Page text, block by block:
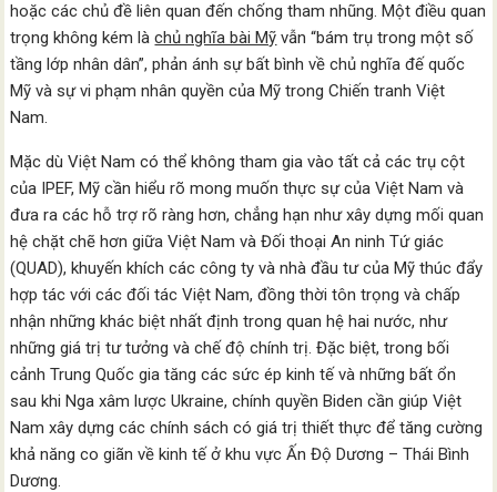
hoặc các chủ đề liên quan đến chống tham nhũng. Một điều quan
trọng không kém làchủ nghĩa bài Mỹ vẫn “bám trụ trong một số
tầng lớp nhân dân”, phản ánh sự bất bình về chủ nghĩa đế quốc
Mỹ và sự vi phạm nhân quyền của Mỹ trong Chiến tranh Việt
Nam.
Mặc dù Việt Nam có thể không tham gia vào tất cả các trụ cột
của IPEF, Mỹ cần hiểu rõ mong muốn thực sự của Việt Nam và
đưa ra các hỗ trợ rõ ràng hơn, chẳng hạn như xây dựng mối quan
hệ chặt chẽ hơn giữa Việt Nam và Đối thoại An ninh Tứ giác
(QUAD), khuyến khích các công ty và nhà đầu tư của Mỹ thúc đẩy
hợp tác với các đối tác Việt Nam, đồng thời tôn trọng và chấp
nhận những khác biệt nhất định trong quan hệ hai nước, như
những giá trị tư tưởng và chế độ chính trị. Đặc biệt, trong bối
cảnh Trung Quốc gia tăng các sức ép kinh tế và những bất ổn
sau khi Nga xâm lược Ukraine, chính quyền Biden cần giúp Việt
Nam xây dựng các chính sách có giá trị thiết thực để tăng cường
khả năng co giãn về kinh tế ở khu vực Ấn Độ Dương – Thái Bình
Dương.